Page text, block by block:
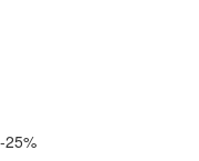
-25%